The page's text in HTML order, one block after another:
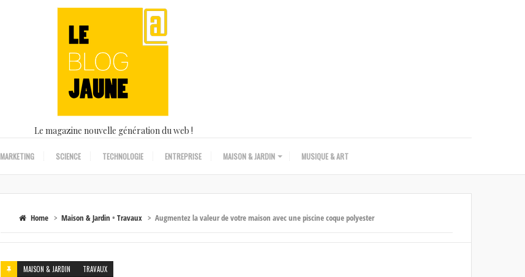
Le magazine nouvelle génération du web !
MARKETING SCIENCE TECHNOLOGIE ENTREPRISE MAISON & JARDIN MUSIQUE & ART
Home >Maison & Jardin •Travaux >Augmentez la valeur de votre maison avec une piscine coque polyester
MAISON & JARDIN TRAVAUX